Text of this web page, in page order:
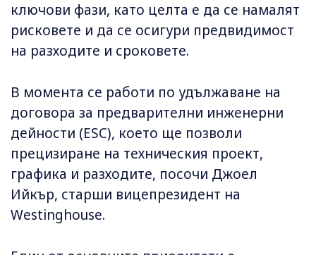
ключови фази, като целта е да се намалят
рисковете и да се осигури предвидимост
на разходите и сроковете.
В момента се работи по удължаване на
договора за предварителни инженерни
дейности (ESC), което ще позволи
прецизиране на техническия проект,
графика и разходите, посочи Джоел
Ийкър, старши вицепрезидент на
Westinghouse.